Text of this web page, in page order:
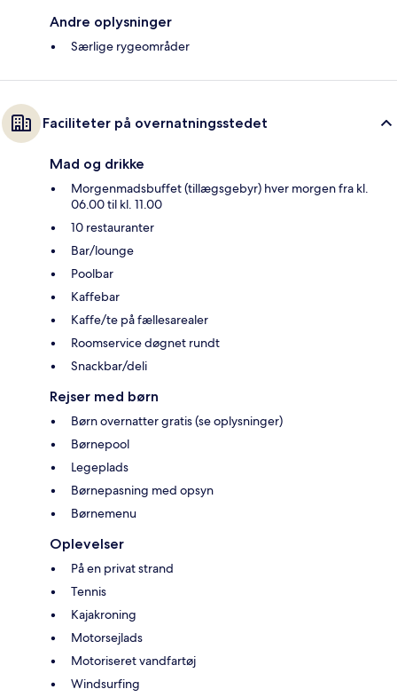
Andre oplysninger
Særlige rygeområder
Faciliteter på overnatningsstedet
Mad og drikke
Morgenmadsbuffet (tillægsgebyr) hver morgen fra kl.
06.00 til kl. 11.00
10 restauranter
Bar/lounge
Poolbar
Kaffebar
Kaffe/te på fællesarealer
Roomservice døgnet rundt
Snackbar/deli
Rejser med børn
Børn overnatter gratis (se oplysninger)
Børnepool
Legeplads
Børnepasning med opsyn
Børnemenu
Oplevelser
På en privat strand
Tennis
Kajakroning
Motorsejlads
Motoriseret vandfartøj
Windsurfing